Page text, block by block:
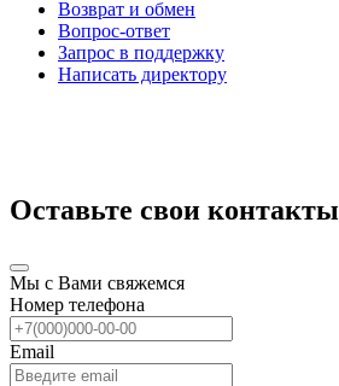
Возврат и обмен
Вопрос-ответ
Запрос в поддержку
Написать директору
Оставьте свои контакты
Мы с Вами свяжемся
Номер телефона
Email